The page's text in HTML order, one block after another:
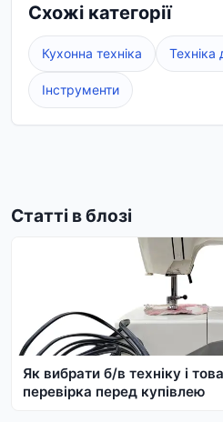
вигідніша, ніж
Універсальність:
чудовим подарунком
Vexa Market дбає про ваш
Схожі категорії
Кухонна техніка
Інструменти
Статті в блозі
Як вибрати б/в техніку і
перевірка перед купівлею